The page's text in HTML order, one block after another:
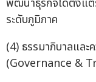
พัฒนาธุรกิจได้ตั้งแต่
ระดับภูมิภาค
(4) ธรรมาภิบาลและ
(Governance &